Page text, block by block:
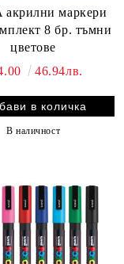
акрилни маркери
8 бр. тъмни
цветове
46.94лв.
В наличност